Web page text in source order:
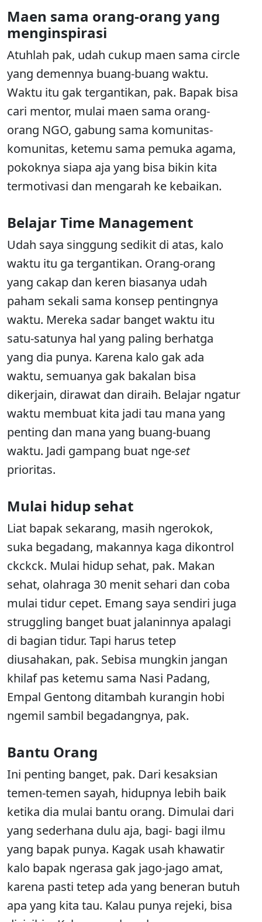
Maen sama orang-orang yang
menginspirasi
Atuhlah pak, udah cukup maen sama circle
yang demennya buang-buang waktu.
Waktu itu gak tergantikan, pak. Bapak bisa
cari mentor, mulai maen sama orang-
orang NGO, gabung sama komunitas-
komunitas, ketemu sama pemuka agama,
pokoknya siapa aja yang bisa bikin kita
termotivasi dan mengarah ke kebaikan.
Belajar Time Management
Udah saya singgung sedikit di atas, kalo
waktu itu ga tergantikan. Orang-orang
yang cakap dan keren biasanya udah
paham sekali sama konsep pentingnya
waktu. Mereka sadar banget waktu itu
satu-satunya hal yang paling berhatga
yang dia punya. Karena kalo gak ada
waktu, semuanya gak bakalan bisa
dikerjain, dirawat dan diraih. Belajar ngatur
waktu membuat kita jadi tau mana yang
penting dan mana yang buang-buang
waktu. Jadi gampang buat nge-set
prioritas.
Mulai hidup sehat
Liat bapak sekarang, masih ngerokok,
suka begadang, makannya kaga dikontrol
ckckck. Mulai hidup sehat, pak. Makan
sehat, olahraga 30 menit sehari dan coba
mulai tidur cepet. Emang saya sendiri juga
struggling banget buat jalaninnya apalagi
di bagian tidur. Tapi harus tetep
diusahakan, pak. Sebisa mungkin jangan
khilaf pas ketemu sama Nasi Padang,
Empal Gentong ditambah kurangin hobi
ngemil sambil begadangnya, pak.
Bantu Orang
Ini penting banget, pak. Dari kesaksian
temen-temen sayah, hidupnya lebih baik
ketika dia mulai bantu orang. Dimulai dari
yang sederhana dulu aja, bagi- bagi ilmu
yang bapak punya. Kagak usah khawatir
kalo bapak ngerasa gak jago-jago amat,
karena pasti tetep ada yang beneran butuh
apa yang kita tau. Kalau punya rejeki, bisa